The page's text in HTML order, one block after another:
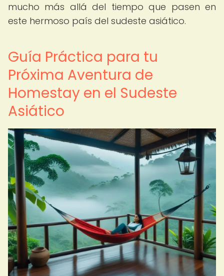
mucho más allá del tiempo que pasen en
este hermoso país del sudeste asiático.
Guía Práctica para tu
Próxima Aventura de
Homestay en el Sudeste
Asiático